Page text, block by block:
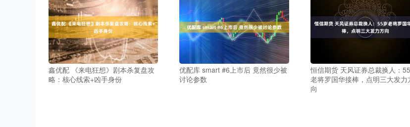
鑫优配 《来电狂想》剧本杀复盘攻
略：核心线索+凶手身份
优配库 smart #6上市后 竟然很少被
讨论参数
恒信期货 天风证券总裁换人：
老将罗国华接棒，点明三大发力
向